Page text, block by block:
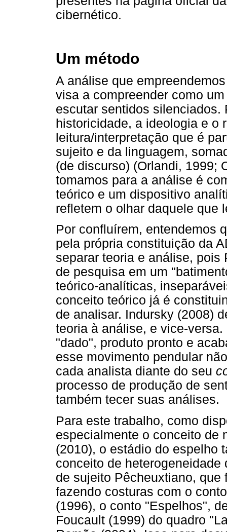
cibernético.
Um método
A análise que
visa a compreender como
escutar sentidos silenciados.
historicidade, a ideologia e o
leitura/interpretação que é
sujeito e da linguagem,
(de discurso) (Orlandi, 1999;
tomamos para a análise é
teórico e um dispositivo
refletem o olhar daquele que
Por confluírem, entendemos
pela própria constituição da
separar teoria e análise, pois
de pesquisa em um
teórico-analíticas,
conceito teórico já é
de analisar. Indursky (2008)
teoria à análise, e vice-
"dado", produto pronto e
esse movimento pendular
cada analista diante do seu
processo de produção de
também tecer suas análises.
Para este trabalho, como
especialmente o conceito de
(2010), o estádio do espelho
conceito de
de sujeito Pêcheuxtiano,
fazendo costuras com o
(1996), o conto "Espelhos",
Foucault (1999) do quadro